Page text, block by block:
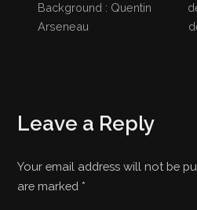
Background : Quentin
Arseneau
Leave a Reply
Your email address will not be
are marked *